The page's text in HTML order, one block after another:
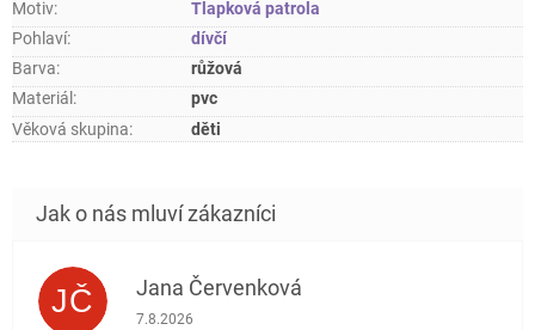
Motiv:
Tlapková patrola
Pohlaví:
dívčí
Barva:
růžová
Materiál :
pvc
Věková skupina: děti
JČ Jana Červenková
Hodnocení obchodu je 5 z 5 hvězdiček.
7.8.2026